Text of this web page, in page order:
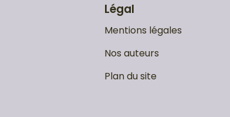
Légal
Mentions légales
Nos auteurs
Plan du site